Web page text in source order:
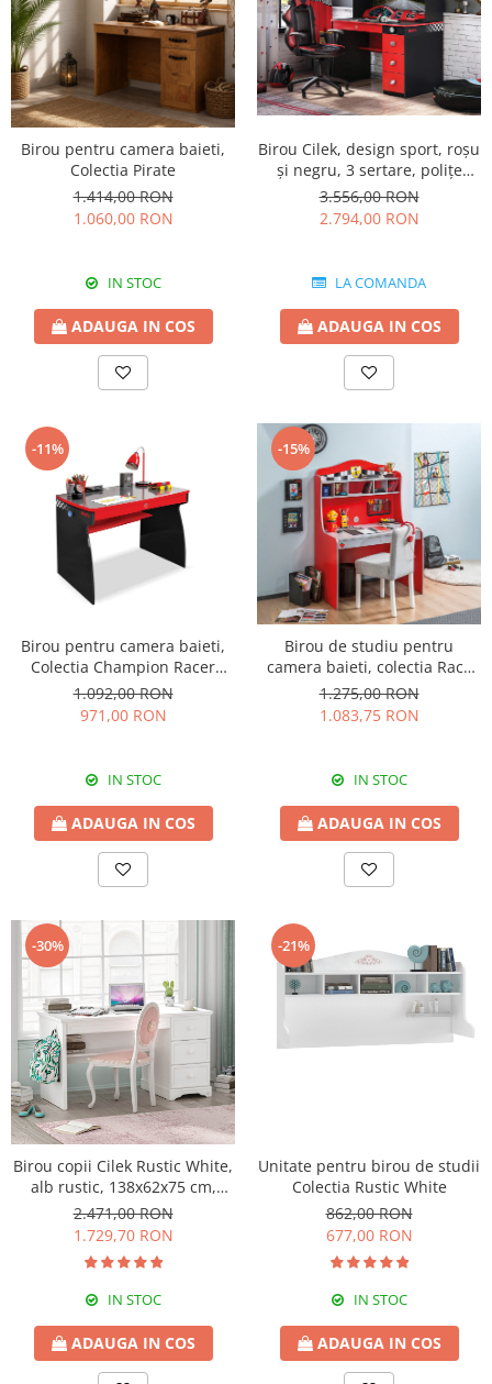
Birou pentru camera baieti,
Colectia Pirate
1.414,00 RON
1.060,00 RON
IN STOC
ADAUGA IN COS
Birou Cilek, design sport, roșu
și negru, 3 sertare, polițe
organizare, colecția Champion
Racer
3.556,00 RON
2.794,00 RON
LA COMANDA
ADAUGA IN COS
-11%
Birou pentru camera baieti,
Colectia Champion Racer
107x69x76 cm
1.092,00 RON
971,00 RON
IN STOC
ADAUGA IN COS
-15%
Birou de studiu pentru
camera baieti, colectia Race
Cup
1.275,00 RON
1.083,75 RON
IN STOC
ADAUGA IN COS
-30%
Birou copii Cilek Rustic White,
alb rustic, 138x62x75 cm,
design clasic pentru fete
2.471,00 RON
1.729,70 RON
IN STOC
ADAUGA IN COS
-21%
Unitate pentru birou de studii
Colectia Rustic White
862,00 RON
677,00 RON
IN STOC
ADAUGA IN COS